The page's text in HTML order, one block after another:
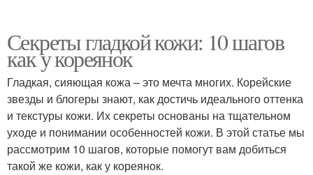
Секреты гладкой кожи: 10 шагов
как у кореянок
Гладкая, сияющая кожа – это мечта многих. Корейские
звезды и блогеры знают, как достичь идеального оттенка
и текстуры кожи. Их секреты основаны на тщательном
уходе и понимании особенностей кожи. В этой статье мы
рассмотрим 10 шагов, которые помогут вам добиться
такой же кожи, как у кореянок.